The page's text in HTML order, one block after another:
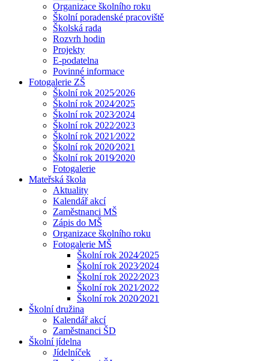
Organizace školního roku
Školní poradenské pracoviště
Školská rada
Rozvrh hodin
Projekty
E-podatelna
Povinné informace
Fotogalerie ZŠ
Školní rok 2025⁄2026
Školní rok 2024⁄2025
Školní rok 2023⁄2024
Školní rok 2022⁄2023
Školní rok 2021⁄2022
Školní rok 2020⁄2021
Školní rok 2019⁄2020
Fotogalerie
Mateřská škola
Aktuality
Kalendář akcí
Zaměstnanci MŠ
Zápis do MŠ
Organizace školního roku
Fotogalerie MŠ
Školní rok 2024⁄2025
Školní rok 2023⁄2024
Školní rok 2022⁄2023
Školní rok 2021⁄2022
Školní rok 2020⁄2021
Školní družina
Kalendář akcí
Zaměstnanci ŠD
Školní jídelna
Jídelníček